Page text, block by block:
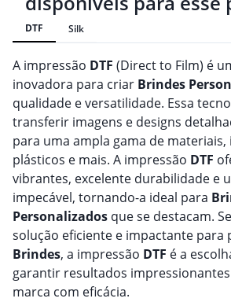
DTF Silk
A impressão DTF (Direct to Film) é
inovadora para criar Brindes
qualidade e versatilidade. Essa
transferir imagens e designs
para uma ampla gama de
plásticos e mais. A impressão DTF
vibrantes, excelente durabilidade e
impecável, tornando-a ideal para
Personalizados que se destacam.
solução eficiente e impactante para
Brindes, a impressão DTF é a
garantir resultados
marca com eficácia.